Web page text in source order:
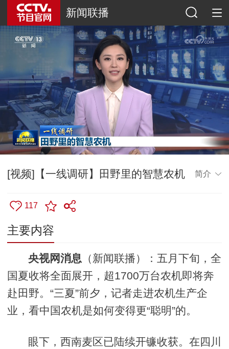
新闻联播
[视频]【一线调研】田野里的智慧农机 简介
117
主要内容
央视网消息 （新闻联播）：五月下旬，全
国夏收将全面展开，超1700万台农机即将奔
赴田野。“三夏”前夕，记者走进农机生产企
业，看中国农机是如何变得更“聪明”的。
眼下，西南麦区已陆续开镰收获。在四川